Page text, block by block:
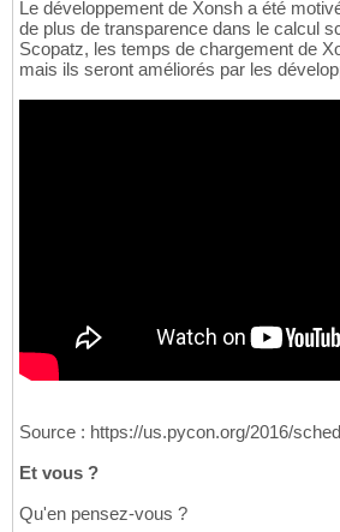
Le développement de Xonsh a été
de plus de transparence dans le calcul
Scopatz, les temps de chargement de
mais ils seront améliorés par les
Source : https://us.pycon.org/2016/
Et vous ?
Qu'en pensez-vous ?